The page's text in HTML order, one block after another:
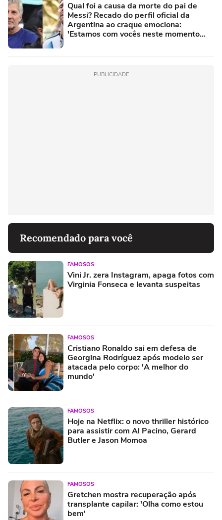
Qual foi a causa da morte do pai de
Messi? Recado do perfil oficial da
Argentina ao craque emociona:
'Estamos com vocês neste momento
PUBLICIDADE
Recomendado para você
FAMOSOS
Vini Jr. zera Instagram, apaga fotos com
Virginia Fonseca e levanta suspeitas
FAMOSOS
Cristiano Ronaldo sai em defesa de
Georgina Rodríguez após modelo ser
atacada pelo corpo: 'A melhor do
mundo'
FAMOSOS
Hoje na Netflix: o novo thriller histórico
para assistir com Al Pacino, Gerard
Butler e Jason Momoa
FAMOSOS
Gretchen mostra recuperação após
transplante capilar: 'Olha como estou
bem'